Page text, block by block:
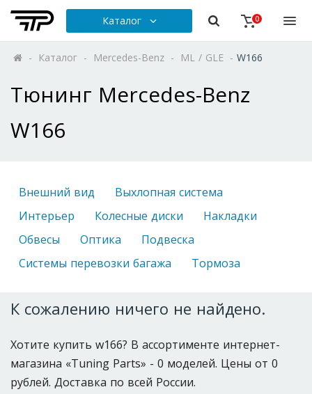
Каталог 0
- Каталог - Mercedes-Benz - ML / GLE - W166
Тюнинг Mercedes-Benz
W166
Внешний вид
Выхлопная система
Интерьер
Колесные диски
Накладки
Обвесы
Оптика
Подвеска
Системы перевозки багажа
Тормоза
К сожалению ничего не найдено.
Хотите купить w166? В ассортименте интернет-
магазина «Tuning Parts» - 0 моделей. Цены от 0
рублей. Доставка по всей России.